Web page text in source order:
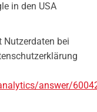
in den USA
bei
answer/